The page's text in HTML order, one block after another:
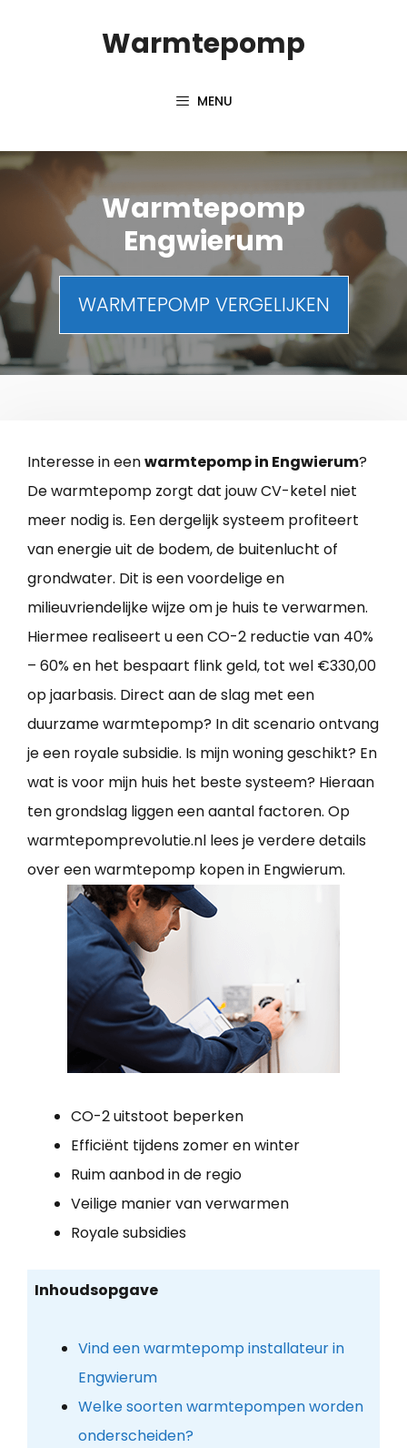
Warmtepomp
MENU
Warmtepomp
Engwierum
WARMTEPOMP VERGELIJKEN
Interesse in eenwarmtepomp in Engwierum?
De warmtepomp zorgt dat jouw CV-ketel niet
meer nodig is. Een dergelijk systeem profiteert
van energie uit de bodem, de buitenlucht of
grondwater. Dit is een voordelige en
milieuvriendelijke wijze om je huis te verwarmen.
Hiermee realiseert u een CO-2 reductie van 40%
– 60% en het bespaart flink geld, tot wel €330,00
op jaarbasis. Direct aan de slag met een
duurzame warmtepomp? In dit scenario ontvang
je een royale subsidie. Is mijn woning geschikt? En
wat is voor mijn huis het beste systeem? Hieraan
ten grondslag liggen een aantal factoren. Op
warmtepomprevolutie.nl lees je verdere details
over een warmtepomp kopen in Engwierum.
CO-2 uitstoot beperken
Efficiënt tijdens zomer en winter
Ruim aanbod in de regio
Veilige manier van verwarmen
Royale subsidies
Inhoudsopgave
Vind een warmtepomp installateur in
Engwierum
Welke soorten warmtepompen worden
onderscheiden?